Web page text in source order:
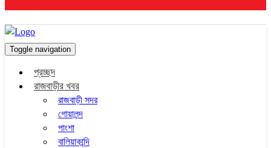
Toggle navigation
প্রচ্ছদ
রাজবাড়ীর খবর
রাজবাড়ী সদর
গোয়ালন্দ
পাংশা
বালিয়াকান্দি